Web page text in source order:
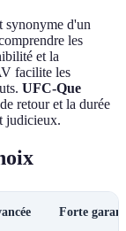
synonyme d'un
les
et la
facilite les
UFC-Que
retour et la durée
judicieux.
Forte